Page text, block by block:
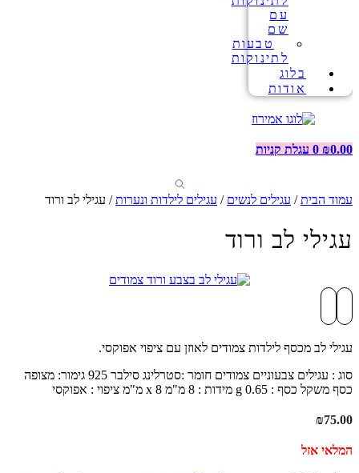
עם
שם
טבעות
לתינוקות
בלוג
אודות
₪0.00
0 עגלת קניות
עמוד הבית/ עגילים לנשים / עגילים לילדות ונערות/ עגילי לב ורוד
עגילי לב ורוד
עגילי לב מכסף לילדות צמודים לאוזן עם ציפוי אפוקסי.
סוג : עגילים צבעוניים צמודים חומר :סטרלינג סילבר 925 גימור: מצופה
כסף משקל כסף : 0.65 g מידות : 8 מ"מ x 8 מ"מ ציפוי : אפוקסי
₪75.00
המלאי אזל